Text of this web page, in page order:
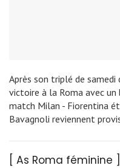
Après son triplé de samedi
victoire à la Roma avec
match Milan - Fiorentina
Bavagnoli reviennent
[ As Roma féminine